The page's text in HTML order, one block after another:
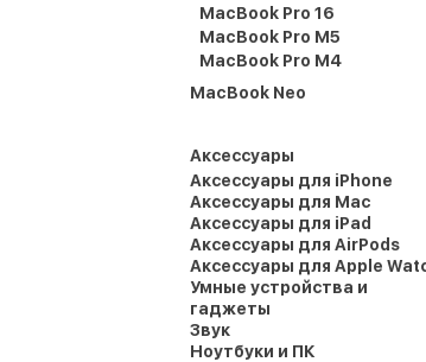
MacBook Pro 16
MacBook Pro M5
MacBook Pro M4
MacBook Neo
Аксессуары
Аксессуары для iPhone
Аксессуары для Mac
Аксессуары для iPad
Аксессуары для AirPods
Аксессуары для Apple
Умные устройства и
гаджеты
Звук
Ноутбуки и ПК